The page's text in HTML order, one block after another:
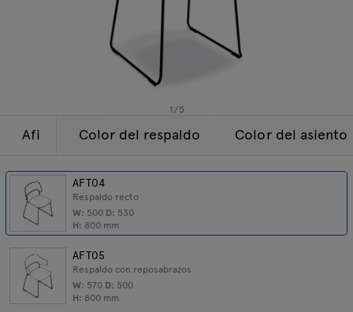
1/5
Afi
AFT04
Respaldo recto
W: 500 D: 530
H: 800 mm
AFT05
Respaldo con reposabrazos
W: 570 D: 500
H: 800 mm
Color del respaldo Color del asiento